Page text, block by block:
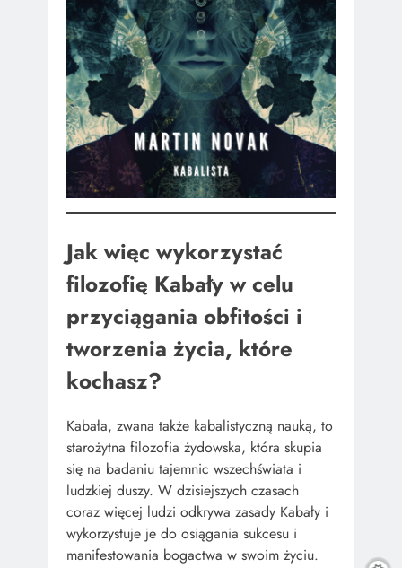
Jak więc wykorzystać
filozofię Kabały w celu
przyciągania obfitości i
tworzenia życia, które
kochasz?
Kabała, zwana także kabalistyczną nauką, to
starożytna filozofia żydowska, która skupia
się na badaniu tajemnic wszechświata i
ludzkiej duszy. W dzisiejszych czasach
coraz więcej ludzi odkrywa zasady Kabały i
wykorzystuje je do osiągania sukcesu i
manifestowania bogactwa w swoim życiu.